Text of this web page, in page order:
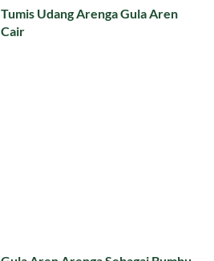
Tumis Udang Arenga Gula Aren
Cair